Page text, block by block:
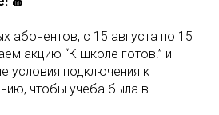
абонентов, с 15 августа по 15
акцию “К школе готов!” и
условия подключения к
чтобы учеба была в